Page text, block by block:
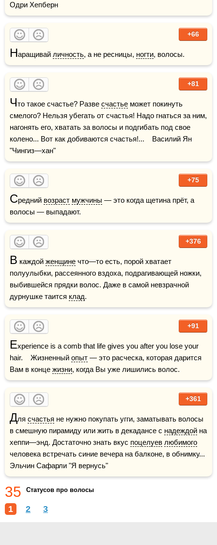
Одри Хепберн
+66
Наращивай личность, а не ресницы, ногти, волосы.
+81
Что такое счастье? Разве счастье может покинуть
смелого? Нельзя убегать от счастья! Надо гнаться за ним,
нагонять его, хватать за волосы и подгибать под свое
колено... Вот как добиваются счастья!...    Василий Ян
"Чингиз—хан"
+75
Средний возраст мужчины — это когда щетина прёт, а
волосы — выпадают.
+376
В каждой женщине что—то есть, порой хватает
полуулыбки, рассеянного вздоха, подрагивающей ножки,
выбившейся прядки волос. Даже в самой невзрачной
дурнушке таится клад.
+91
Experience is a comb that life gives you after you lose your
hair.    Жизненный опыт — это расческа, которая дарится
Вам в конце жизни, когда Вы уже лишились волос.
+361
Для счастья не нужно покупать угги, заматывать волосы
в смешную пирамиду или жить в декадансе с надеждой на
хеппи—энд. Достаточно знать вкус поцелуев любимого
человека встречать синие вечера на балконе, в обнимку...
Эльчин Сафарли "Я вернусь"
35 Статусов про волосы
1 2 3